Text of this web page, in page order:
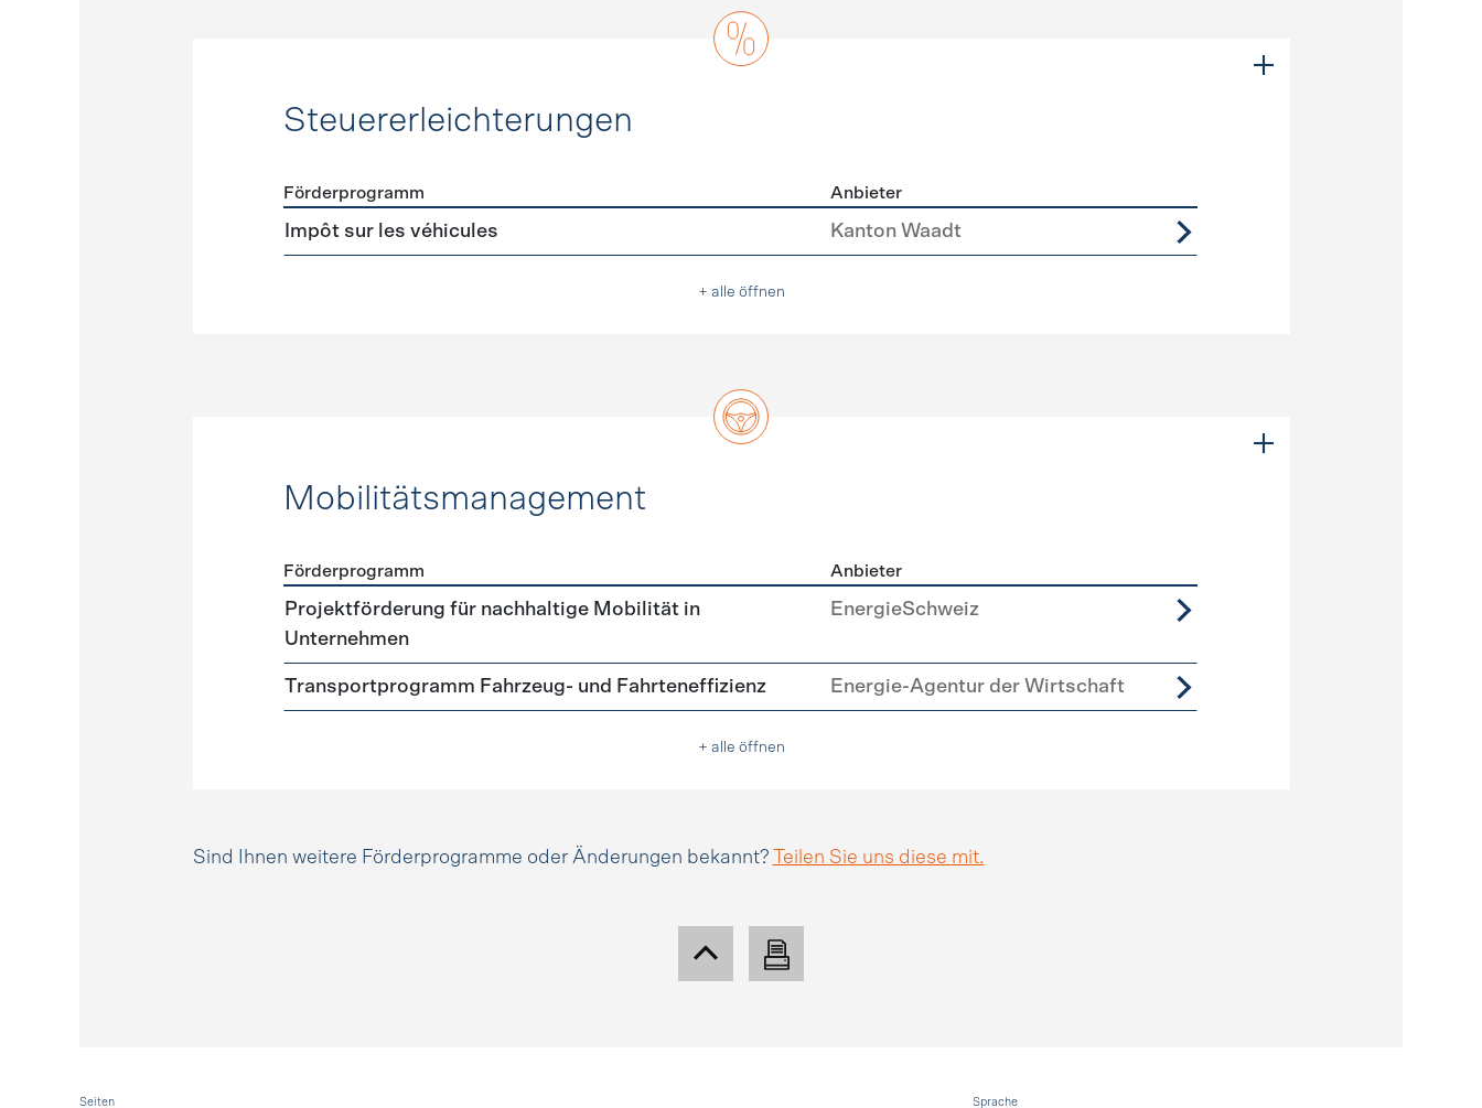
Steuererleichterungen
Förderprogramme Steuererleichterungen
Förderprogramm Anbieter
Impôt sur les véhicules Kanton Waadt
+ alle öffnen
Mobilitätsmanagement
Förderprogramme Mobilitätsmanagement
Förderprogramm Anbieter
Projektförderung für nachhaltige Mobilität in
Unternehmen
EnergieSchweiz
Transportprogramm Fahrzeug- und Fahrteneffizienz Energie-Agentur der Wirtschaft
+ alle öffnen
Sind Ihnen weitere Förderprogramme oder Änderungen bekannt? Teilen Sie uns diese mit.
Seiten Sprache